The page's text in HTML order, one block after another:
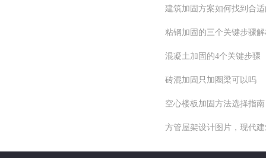
建筑加固方案如何找到合
粘钢加固的三个关键步骤
混凝土加固的4个关键步骤
砖混加固只加圈梁可以吗
空心楼板加固方法选择指南
方管屋架设计图片，现代